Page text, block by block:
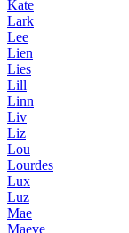
Kate
Lark
Lee
Lien
Lies
Lill
Linn
Liv
Liz
Lou
Lourdes
Lux
Luz
Mae
Maeve